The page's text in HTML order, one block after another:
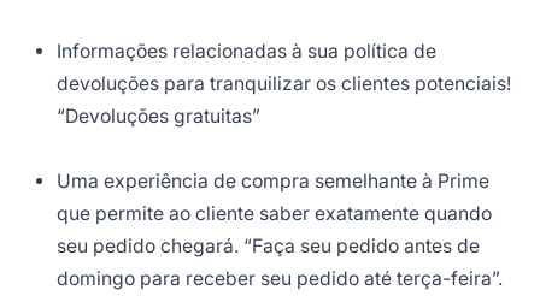
Informações relacionadas à sua política de
devoluções para tranquilizar os clientes potenciais!
“Devoluções gratuitas”
Uma experiência de compra semelhante à Prime
que permite ao cliente saber exatamente quando
seu pedido chegará. “Faça seu pedido antes de
domingo para receber seu pedido até terça-feira”.